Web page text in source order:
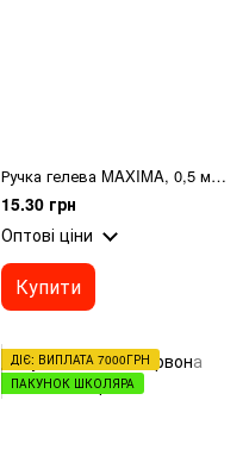
Ручка гелева MAXIMA, 0,5 мм, сині чорнила
15.30 грн
Оптові ціни
Купити
ДІЄ: ВИПЛАТА 7000ГРН
ПАКУНОК ШКОЛЯРА